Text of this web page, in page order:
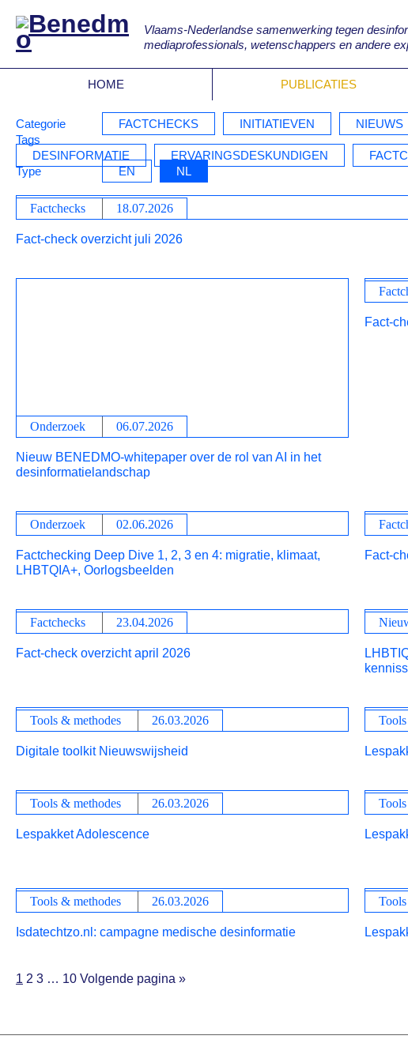
Vlaams-Nederlandse samenwerking tegen
mediaprofessionals, wetenschappers en andere
HOME PUBLICATIES
Categorie FACTCHECKS INITIATIEVEN NIEUWS
Tags
DESINFORMATIE
ERVARINGSDESKUNDIGEN
Type
EN NL
Factchecks 18.07.2026
Fact-check overzicht juli 2026
Onderzoek 06.07.2026
Nieuw BENEDMO‑whitepaper over de rol van AI in het
desinformatielandschap
Fact-
Onderzoek 02.06.2026
Factchecking Deep Dive 1, 2, 3 en 4: migratie, klimaat,
LHBTQIA+, Oorlogsbeelden
Fact-
Factchecks 23.04.2026
Fact-check overzicht april 2026
Tools & methodes 26.03.2026
Digitale toolkit Nieuwswijsheid
Tools & methodes 26.03.2026
Lespakket Adolescence
Tools & methodes 26.03.2026
Isdatechtzo.nl: campagne medische desinformatie
1 2 3 … 10 Volgende pagina »